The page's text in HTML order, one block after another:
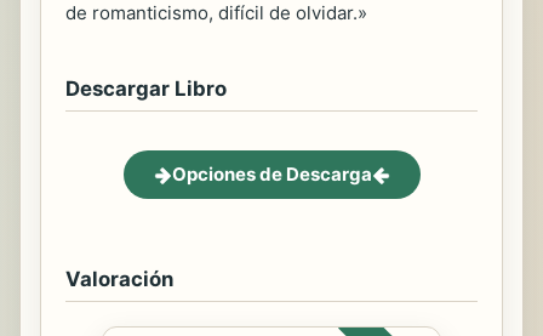
de romanticismo, difícil de olvidar.»
Descargar Libro
Opciones de Descarga
Valoración